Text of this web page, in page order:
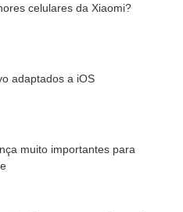
celulares da Xiaomi?
adaptados a iOS
muito importantes para